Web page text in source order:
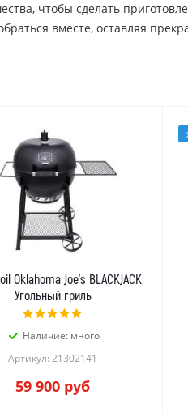
чтобы сделать
вместе, оставляя
Oklahoma Joe's BLACKJACK
Угольный гриль
Наличие: много
Артикул: 21302141
59 900 руб